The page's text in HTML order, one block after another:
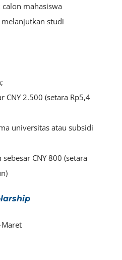
mahasiswa
studi
CNY 2.500 (setara Rp5,4
universitas atau subsidi
CNY 800 (setara